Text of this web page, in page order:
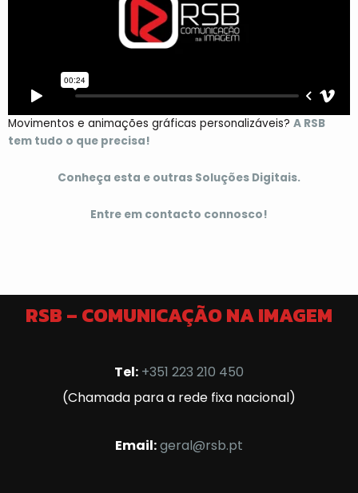
Movimentos e animações gráficas personalizáveis? A RSB
tem tudo o que precisa!
Conheça esta e outras Soluções Digitais.
Entre em contacto connosco!
RSB – COMUNICAÇÃO NA IMAGEM
Tel: +351 223 210 450
(Chamada para a rede fixa nacional)
Email:geral@rsb.pt